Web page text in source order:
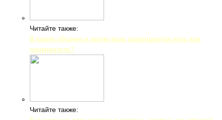
Читайте также:
В каком объеме и какую воду разрешается пить при
панкреатите?
Читайте также: